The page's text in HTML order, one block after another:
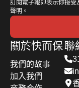
訂閱電子報即表示你接
聲明。
關於快而保
我們的故事
加入我們
聯